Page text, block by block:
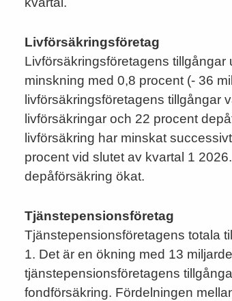
Livförsäkringsföretag
Livförsäkringsföretagens tillgångar
minskning med 0,8 procent (- 36
livförsäkringsföretagens tillgångar
livförsäkringar och 22 procent
livförsäkring har minskat
procent vid slutet av kvartal 1
depåförsäkring ökat.
Tjänstepensionsföretag
Tjänstepensionsföretagens totala
1. Det är en ökning med 13
tjänstepensionsföretagens
fondförsäkring. Fördelningen